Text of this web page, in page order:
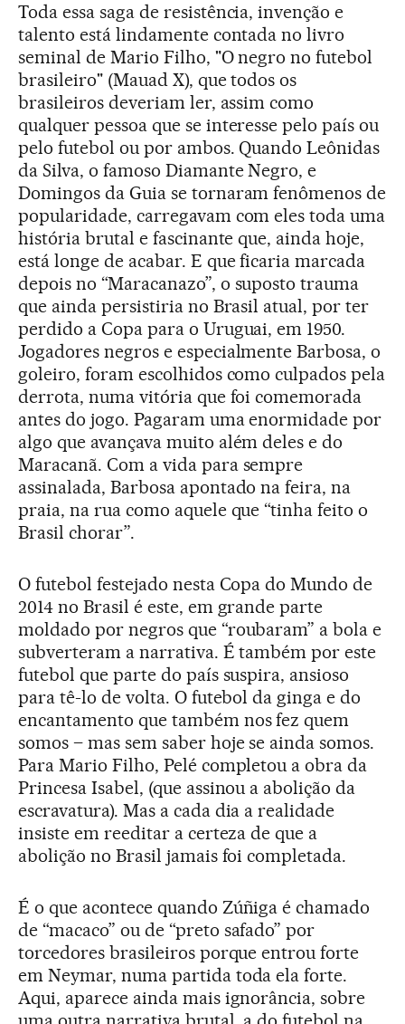
Toda essa saga de resistência, invenção e
talento está lindamente contada no livro
seminal de Mario Filho, "O negro no futebol
brasileiro" (Mauad X), que todos os
brasileiros deveriam ler, assim como
qualquer pessoa que se interesse pelo país ou
pelo futebol ou por ambos. Quando Leônidas
da Silva, o famoso Diamante Negro, e
Domingos da Guia se tornaram fenômenos de
popularidade, carregavam com eles toda uma
história brutal e fascinante que, ainda hoje,
está longe de acabar. E que ficaria marcada
depois no “Maracanazo”, o suposto trauma
que ainda persistiria no Brasil atual, por ter
perdido a Copa para o Uruguai, em 1950.
Jogadores negros e especialmente Barbosa, o
goleiro, foram escolhidos como culpados pela
derrota, numa vitória que foi comemorada
antes do jogo. Pagaram uma enormidade por
algo que avançava muito além deles e do
Maracanã. Com a vida para sempre
assinalada, Barbosa apontado na feira, na
praia, na rua como aquele que “tinha feito o
Brasil chorar”.
O futebol festejado nesta Copa do Mundo de
2014 no Brasil é este, em grande parte
moldado por negros que “roubaram” a bola e
subverteram a narrativa. É também por este
futebol que parte do país suspira, ansioso
para tê-lo de volta. O futebol da ginga e do
encantamento que também nos fez quem
somos – mas sem saber hoje se ainda somos.
Para Mario Filho, Pelé completou a obra da
Princesa Isabel, (que assinou a abolição da
escravatura). Mas a cada dia a realidade
insiste em reeditar a certeza de que a
abolição no Brasil jamais foi completada.
É o que acontece quando Zúñiga é chamado
de “macaco” ou de “preto safado” por
torcedores brasileiros porque entrou forte
em Neymar, numa partida toda ela forte.
Aqui, aparece ainda mais ignorância, sobre